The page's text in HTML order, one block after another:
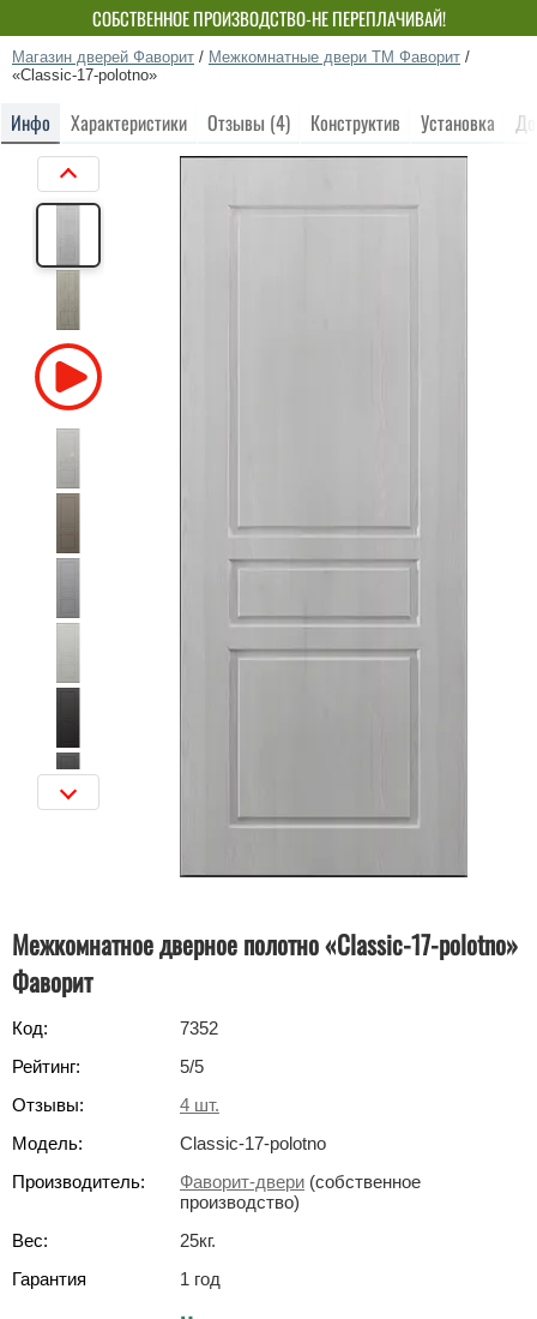
СОБСТВЕННОЕ ПРОИЗВОДСТВО-НЕ ПЕРЕПЛАЧИВАЙ!
Магазин дверей Фаворит / Межкомнатные двери ТМ Фаворит /
«Classic-17-polotno»
Инфо Характеристики Отзывы (4) Конструктив Установка
Межкомнатное дверное полотно «Classic-17-polotno»
Фаворит
Код:
7352
Рейтинг:
5/5
Отзывы:
4 шт.
Модель:
Classic-17-polotno
Производитель:
Фаворит-двери (собственное
производство)
Вес:
25кг.
Гарантия
1 год